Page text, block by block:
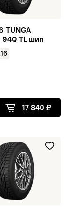
TUNGA
94Q TL шип
17 840 ₽
TUNGA Nordway